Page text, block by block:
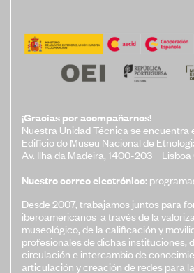
¡Gracias por acompañarnos!
Nuestra Unidad Técnica se encuentra
Edifício do Museu Nacional de
Av. Ilha da Madeira, 1400-203 –
Nuestro correo electrónico:
Desde 2007, trabajamos juntos para
iberoamericanos a través de la
museológico, de la calificación y
profesionales de dichas instituciones,
circulación e intercambio de
articulación y creación de redes para